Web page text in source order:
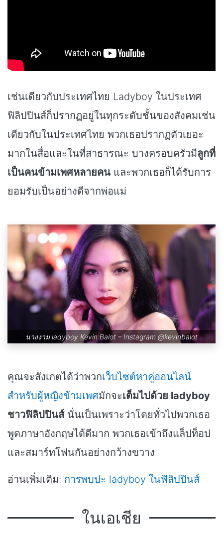
เช่นเดียวกับประเทศไทย Ladyboy ในประเทศ
ฟิลิปปินส์ก็ปรากฏอยู่ในทุกระดับชั้นของสังคมเช่น
เดียวกับในประเทศไทย พวกเธอปรากฏตัวเยอะ
มากในสื่อและในที่สาธารณะ บางครอบครัวมีลูกที่
เป็นคนข้ามเพศหลายคน และพวกเธอก็ได้รับการ
ยอมรับเป็นอย่างดีจากพ่อแม่
นางงาม ladyboy Kevin Balot – Instagram @kevinbalot
คุณจะสังเกตได้ว่าพวกเว็บไซต์หาคู่ออนไลน์
สำหรับผู้หญิงข้ามเพศมักจะเต็มไปด้วย ladyboy
ชาวฟิลิปปินส์นั่นเป็นเพราะว่าโดยทั่วไปพวกเธอ
พูดภาษาอังกฤษได้ดีมาก พวกเธอเข้าถึงแล็ปท็อป
และสมาร์ทโฟนกันอย่างกว้างขวาง
อ่านเพิ่มเติม: การพบปะ ladyboy ในฟิลิปปินส์
ในเอเชีย